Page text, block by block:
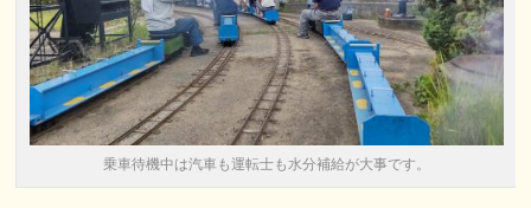
乗車待機中は汽車も運転士も水分補給が大事です。